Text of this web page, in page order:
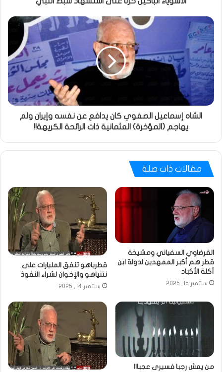
الشاه إسماعيل الصفوي كان يدافع عن نفسه وإيران ولم
يهاجم (المؤخرة) العثمانية ذات الرائحة الكريهة!!
مقالات ذات صلة
القرضاوي السفياني ومشيخة
قطر هم أكبر الممهدين لدولة ابن
آكلة الأكباد
سبتمبر 15, 2025
قطرياهو تنفق المليارات على
نتنياهو والإخوان لشراء النفوذ
سبتمبر 14, 2025
من يعش رجبا فسيرى عجبا!!